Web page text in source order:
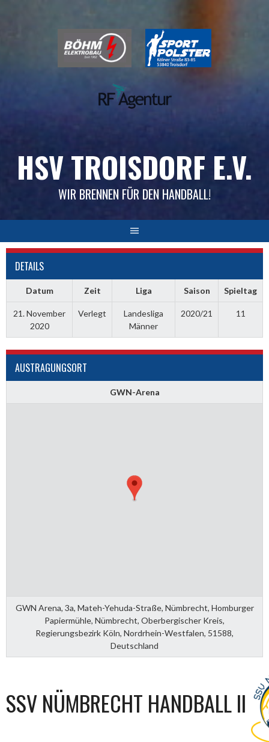
HSV TROISDORF E.V.
WIR BRENNEN FÜR DEN HANDBALL!
DETAILS
Datum Zeit Liga Saison Spieltag
21. November
2020
Verlegt
Landesliga
Männer
2020/21 11
AUSTRAGUNGSORT
GWN-Arena
GWN Arena, 3a, Mateh-Yehuda-Straße, Nümbrecht, Homburger
Papiermühle, Nümbrecht, Oberbergischer Kreis,
Regierungsbezirk Köln, Nordrhein-Westfalen, 51588,
Deutschland
SSV NÜMBRECHT HANDBALL II